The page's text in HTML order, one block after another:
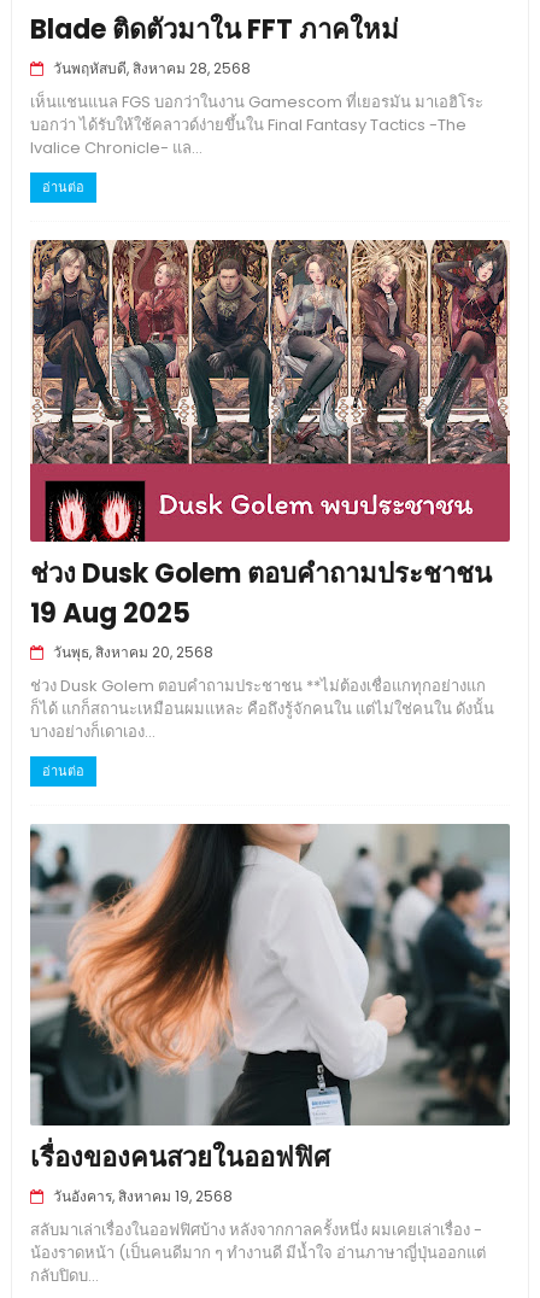
Blade ติดตัวมาใน FFT ภาคใหม่
วันพฤหัสบดี, สิงหาคม 28, 2568
เห็นแชนแนล FGS บอกว่าในงาน Gamescom ที่เยอรมัน มาเอฮิโระ
บอกว่า ได้รับให้ใช้คลาวด์ง่ายขึ้นใน Final Fantasy Tactics -The
Ivalice Chronicle- แล...
อ่านต่อ
ช่วง Dusk Golem ตอบคำถามประชาชน
19 Aug 2025
วันพุธ, สิงหาคม 20, 2568
ช่วง Dusk Golem ตอบคำถามประชาชน **ไม่ต้องเชื่อแกทุกอย่างแก
ก็ได้ แกก็สถานะเหมือนผมแหละ คือถึงรู้จักคนใน แต่ไม่ใช่คนใน ดังนั้น
บางอย่างก็เดาเอง...
อ่านต่อ
เรื่องของคนสวยในออฟฟิศ
วันอังคาร, สิงหาคม 19, 2568
สลับมาเล่าเรื่องในออฟฟิศบ้าง หลังจากกาลครั้งหนึ่ง ผมเคยเล่าเรื่อง -
น้องราดหน้า (เป็นคนดีมาก ๆ ทำงานดี มีน้ำใจ อ่านภาษาญี่ปุ่นออกแต่
กลับปิดบ...